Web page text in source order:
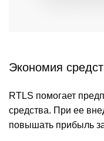
Экономия
RTLS помогает
средства. При ее
повышать прибыль